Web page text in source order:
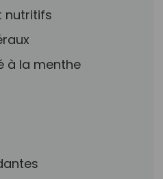
nutritifs
à la menthe